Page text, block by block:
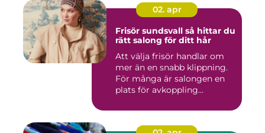
02. apr
Frisör sundsvall så hittar du
rätt salong för ditt hår
Att välja frisör handlar om
mer än en snabb klippning.
För många är salongen en
plats för avkoppling...